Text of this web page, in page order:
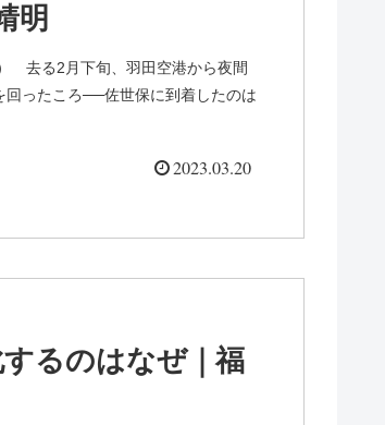
明
去る2月下旬、羽田空港から夜間
回ったころ──佐世保に到着したのは
2023.03.20
るのはなぜ｜福